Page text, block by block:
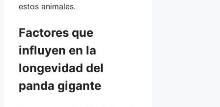
estos animales.
Factores que
influyen en la
longevidad del
panda gigante